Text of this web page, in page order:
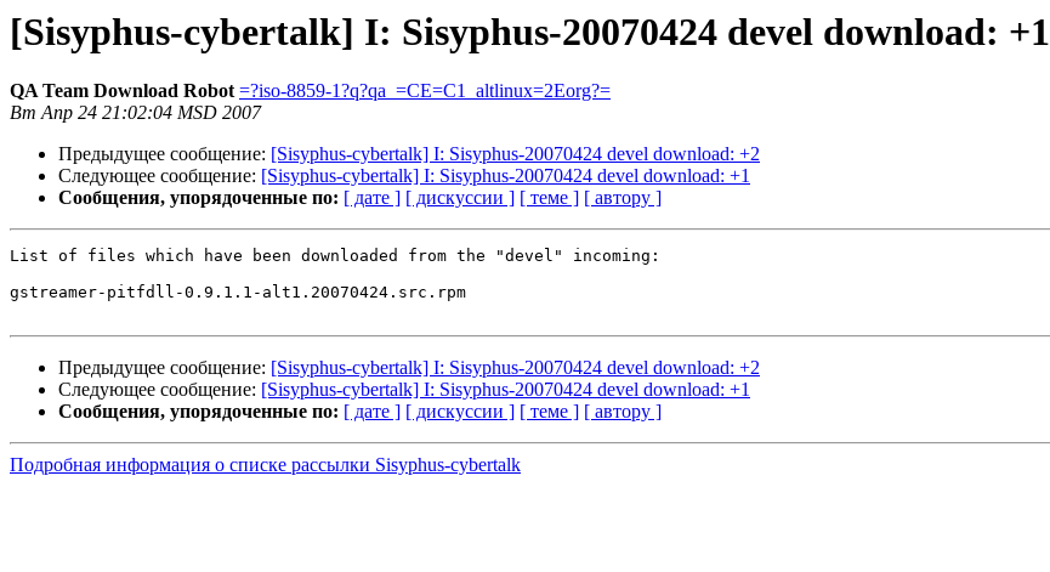
[Sisyphus-cybertalk] I: Sisyphus-20070424 devel download: +1
QA Team Download Robot =?iso-8859-1?q?qa_=CE=C1_altlinux=2Eorg?=
Вт Апр 24 21:02:04 MSD 2007
Предыдущее сообщение: [Sisyphus-cybertalk] I: Sisyphus-20070424 devel download: +2
Следующее сообщение: [Sisyphus-cybertalk] I: Sisyphus-20070424 devel download: +1
Сообщения, упорядоченные по: [ дате ] [ дискуссии ] [ теме ] [ автору ]
List of files which have been downloaded from the "devel" incoming:
gstreamer-pitfdll-0.9.1.1-alt1.20070424.src.rpm
Предыдущее сообщение: [Sisyphus-cybertalk] I: Sisyphus-20070424 devel download: +2
Следующее сообщение: [Sisyphus-cybertalk] I: Sisyphus-20070424 devel download: +1
Сообщения, упорядоченные по: [ дате ] [ дискуссии ] [ теме ] [ автору ]
Подробная информация о списке рассылки Sisyphus-cybertalk